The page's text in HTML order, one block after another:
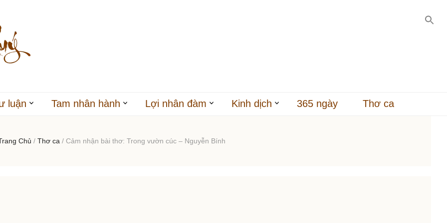
luận Tam nhân hành Lợi nhân đàm Kinh dịch 365 ngày Thơ ca
Chủ / Thơ ca / Cảm nhận bài thơ: Trong vườn cúc – Nguyễn Bính